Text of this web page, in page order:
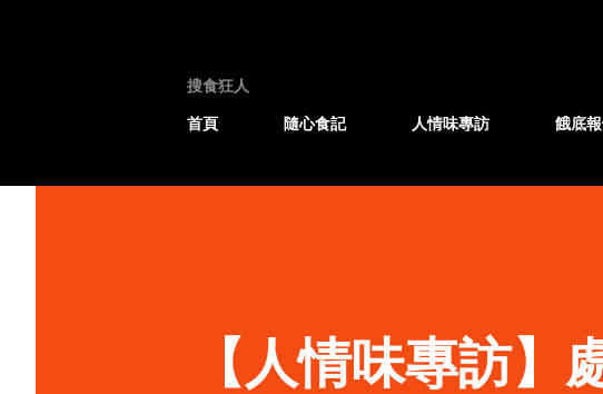
搜食狂人
首頁
隨心食記 人情味專訪 餓底
【人情味專訪